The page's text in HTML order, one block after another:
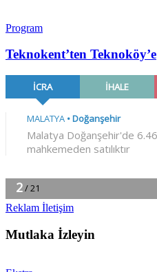
Program
Teknokent’ten Teknoköy’e
Reklam İletişim
Mutlaka İzleyin